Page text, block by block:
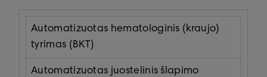
Automatizuotas hematologinis (kraujo)
tyrimas (BKT)
Automatizuotas juostelinis šlapimo